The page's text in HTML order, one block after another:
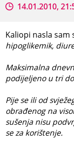
14.01.2010,
Kaliopi nasla sam
hipoglikemik,
Maksimalna
podijeljeno u tri
Pije se ili od
obrađenog na
sušenja nisu
se za korištenje.